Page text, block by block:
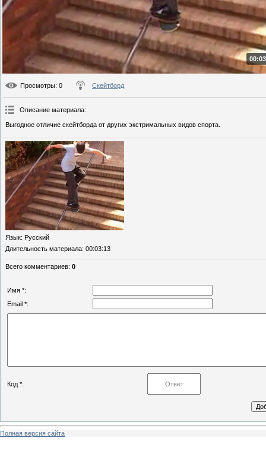
Просмотры: 0 Скейтборд
Описание материала:
Выгодное отличие скейтборда от других экстримальных видов спорта.
Язык: Русский
Длительность материала: 00:03:13
Всего комментариев: 0
Имя *:
Email *:
Код *:
Полная версия сайта